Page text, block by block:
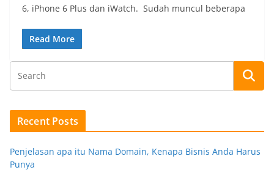
6, iPhone 6 Plus dan iWatch. Sudah muncul beberapa
Read More
Recent Posts
Penjelasan apa itu Nama Domain, Kenapa Bisnis Anda Harus
Punya